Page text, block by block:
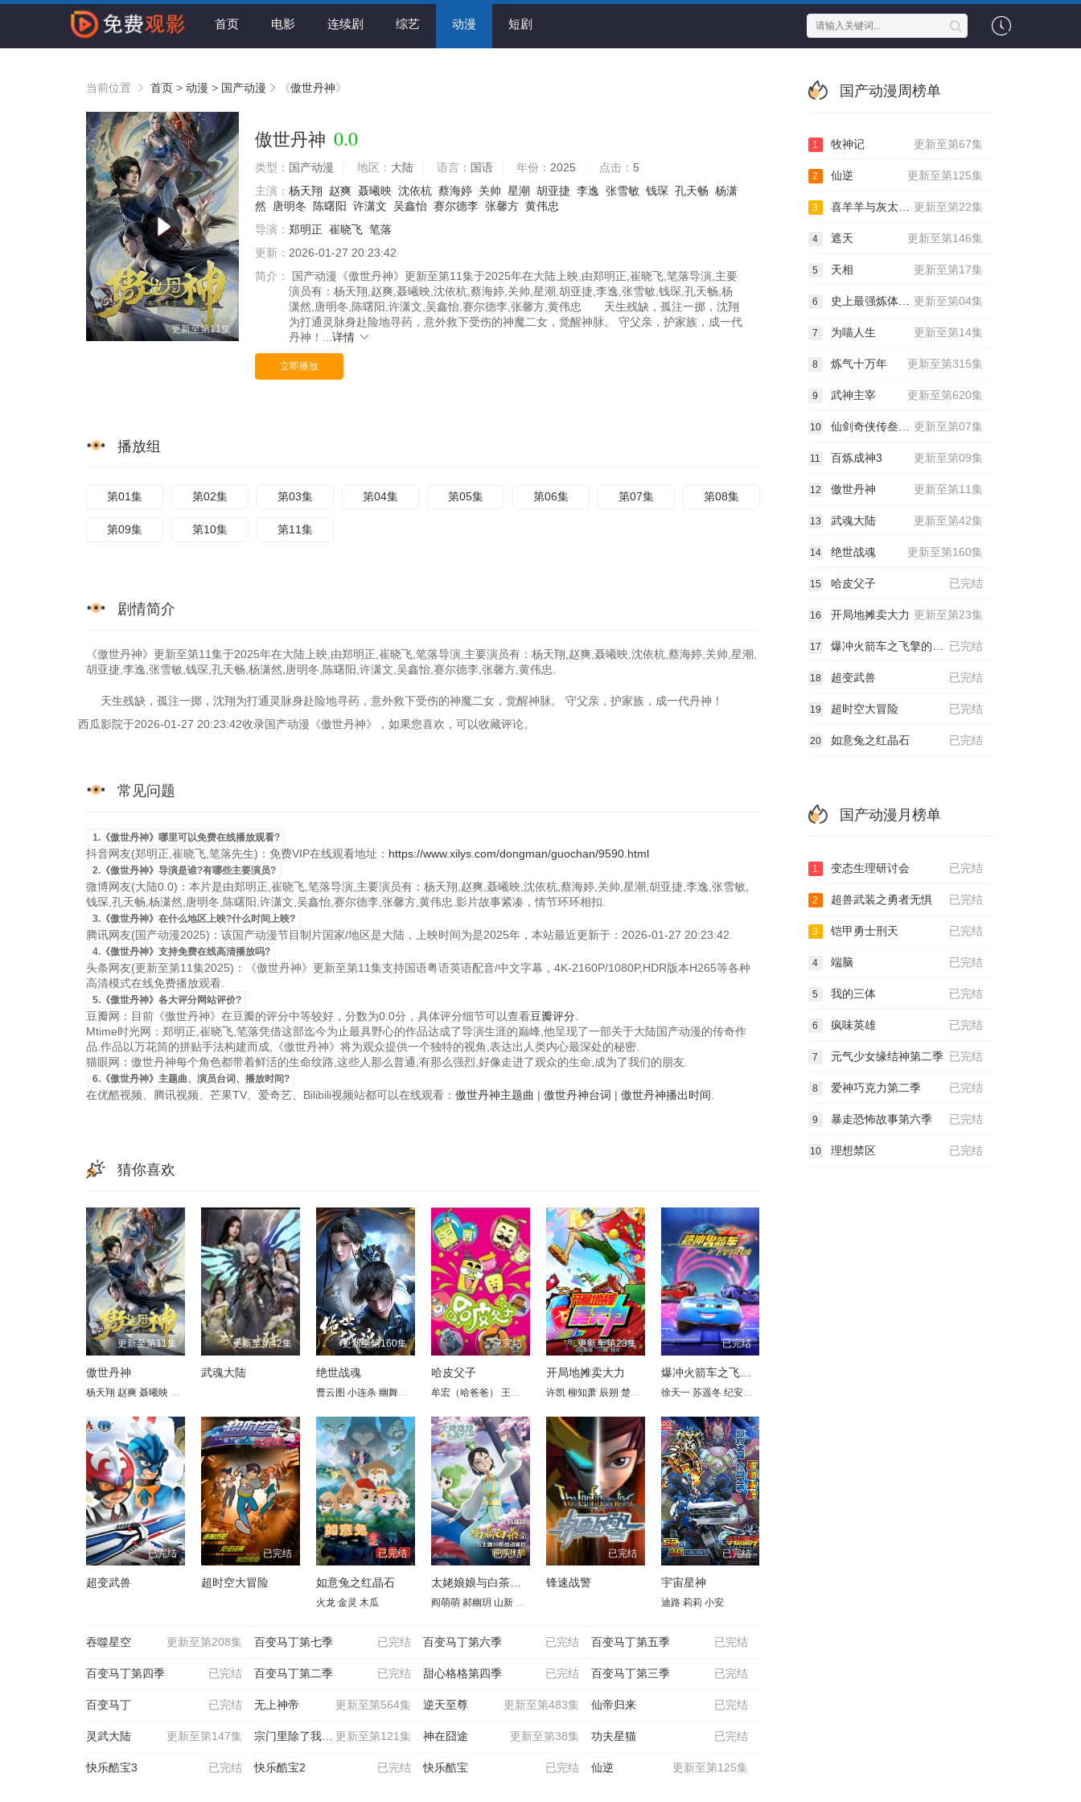
首页 电影 连续剧 综艺 动漫 短剧
当前位置 首页 > 动漫 > 国产动漫 《傲世丹神》
更新至第11集
傲世丹神 0.0
类型： 国产动漫 地区： 大陆 语言： 国语 年份： 2025 点击： 5
主演： 杨天翔 赵爽 聂曦映 沈依杭 蔡海婷 关帅 星潮 胡亚捷 李逸 张雪敏 钱琛 孔天畅 杨潇
然
唐明冬 陈曙阳 许潇文 吴鑫怡 赛尔德李 张馨方 黄伟忠
导演： 郑明正 崔晓飞 笔落
更新： 2026-01-27 20:23:42
简介：
国产动漫《傲世丹神》更新至第11集于2025年在大陆上映,由郑明正,崔晓飞,笔落导演,主要
演员有：杨天翔,赵爽,聂曦映,沈依杭,蔡海婷,关帅,星潮,胡亚捷,李逸,张雪敏,钱琛,孔天畅,杨
潇然,唐明冬,陈曙阳,许潇文,吴鑫怡,赛尔德李,张馨方,黄伟忠 天生残缺，孤注一掷，沈翔
为打通灵脉身赴险地寻药，意外救下受伤的神魔二女，觉醒神脉。 守父亲，护家族，成一代
丹神！... 详情
立即播放
播放组
第01集 第02集 第03集 第04集 第05集 第06集 第07集 第08集
第09集 第10集 第11集
剧情简介
《傲世丹神》更新至第11集于2025年在大陆上映,由郑明正,崔晓飞,笔落导演,主要演员有：杨天翔,赵爽,聂曦映,沈依杭,蔡海婷,关帅,星潮,
胡亚捷,李逸,张雪敏,钱琛,孔天畅,杨潇然,唐明冬,陈曙阳,许潇文,吴鑫怡,赛尔德李,张馨方,黄伟忠.
天生残缺，孤注一掷，沈翔为打通灵脉身赴险地寻药，意外救下受伤的神魔二女，觉醒神脉。 守父亲，护家族，成一代丹神！
西瓜影院于2026-01-27 20:23:42收录国产动漫《傲世丹神》，如果您喜欢，可以收藏评论。
常见问题
1.《傲世丹神》哪里可以免费在线播放观看?
抖音网友(郑明正,崔晓飞,笔落先生)：免费VIP在线观看地址： https://www.xilys.com/dongman/guochan/9590.html
2.《傲世丹神》导演是谁?有哪些主要演员?
微博网友(大陆0.0)：本片是由郑明正,崔晓飞,笔落导演,主要演员有：杨天翔,赵爽,聂曦映,沈依杭,蔡海婷,关帅,星潮,胡亚捷,李逸,张雪敏,
钱琛,孔天畅,杨潇然,唐明冬,陈曙阳,许潇文,吴鑫怡,赛尔德李,张馨方,黄伟忠.影片故事紧凑，情节环环相扣.
3.《傲世丹神》在什么地区上映?什么时间上映?
腾讯网友(国产动漫2025)：该国产动漫节目制片国家/地区是大陆，上映时间为是2025年，本站最近更新于：2026-01-27 20:23:42.
4.《傲世丹神》支持免费在线高清播放吗?
头条网友(更新至第11集2025)：《傲世丹神》更新至第11集支持国语粤语英语配音/中文字幕，4K-2160P/1080P,HDR版本H265等各种
高清模式在线免费播放观看.
5.《傲世丹神》各大评分网站评价?
豆瓣网：目前《傲世丹神》在豆瓣的评分中等较好，分数为0.0分，具体评分细节可以查看豆瓣评分
Mtime时光网：郑明正,崔晓飞,笔落凭借这部迄今为止最具野心的作品达成了导演生涯的巅峰,他呈现了一部关于大陆国产动漫的传奇作
品.作品以万花筒的拼贴手法构建而成,《傲世丹神》将为观众提供一个独特的视角,表达出人类内心最深处的秘密.
猫眼网：傲世丹神每个角色都带着鲜活的生命纹路,这些人那么普通,有那么强烈,好像走进了观众的生命,成为了我们的朋友.
6.《傲世丹神》主题曲、演员台词、播放时间?
在优酷视频、腾讯视频、芒果TV、爱奇艺、Bilibili视频站都可以在线观看： 傲世丹神主题曲 | 傲世丹神台词 | 傲世丹神播出时间
猜你喜欢
更新至第11集
傲世丹神
杨天翔 赵爽 聂曦映 沈依杭 李逸 张雪敏 钱琛 孔天畅 杨潇然 唐明冬 陈曙阳 许潇文 吴鑫怡 赛尔德李 张馨方 黄伟忠
更新至第42集
武魂大陆
更新至第160集
绝世战魂
曹云图 小连杀 幽舞越山 玥辰 李轻扬 枣儿 夏浚凯 乔耀辉 刘中正 任景行 张恩泽 林帽帽 柳真颜 萧秋子
已完结
哈皮父子
牟宏（哈爸爸） 王婧欣（皮儿子）
更新至第23集
开局地摊卖大力
许凯 柳知萧 辰朔 楚衔 陈诗语 由越 杨瑞欣 路扬 苏雨山
已完结
爆冲火箭车之飞擎的召唤
徐天一 苏遥冬 纪安琪
已完结
超变武兽
已完结
超时空大冒险
已完结
如意兔之红晶石
火龙 金灵 木瓜
已完结
太姥娘娘与白茶仙子
阎萌萌 郝幽玥 山新 郑小璞 陆建艺 皇贞季
已完结
锋速战警
已完结
宇宙星神
迪路 莉莉 小安
更新至第208集
吞噬星空 已完结
百变马丁第七季 已完结
百变马丁第六季 已完结
百变马丁第五季
已完结
百变马丁第四季 已完结
百变马丁第二季 已完结
甜心格格第四季 已完结
百变马丁第三季
已完结
百变马丁 更新至第564集
无上神帝 更新至第483集
逆天至尊 已完结
仙帝归来
更新至第147集
灵武大陆 更新至第121集
宗门里除了我都是卧底 更新至第38集
神在囧途 已完结
功夫星猫
已完结
快乐酷宝3 已完结
快乐酷宝2 已完结
快乐酷宝 更新至第125集
仙逆
国产动漫周榜单
更新至第67集
1 牧神记
更新至第125集
2 仙逆
更新至第22集
3 喜羊羊与灰太狼之古古怪界有古怪
更新至第146集
4 遮天
更新至第17集
5 天相
更新至第04集
6 史上最强炼体老祖
更新至第14集
7 为喵人生
更新至第315集
8 炼气十万年
更新至第620集
9 武神主宰
更新至第07集
10 仙剑奇侠传叁动漫
更新至第09集
11 百炼成神3
更新至第11集
12 傲世丹神
更新至第42集
13 武魂大陆
更新至第160集
14 绝世战魂
已完结
15 哈皮父子
更新至第23集
16 开局地摊卖大力
已完结
17 爆冲火箭车之飞擎的召唤
已完结
18 超变武兽
已完结
19 超时空大冒险
已完结
20 如意兔之红晶石
国产动漫月榜单
已完结
1 变态生理研讨会
已完结
2 超兽武装之勇者无惧
已完结
3 铠甲勇士刑天
已完结
4 端脑
已完结
5 我的三体
已完结
6 疯味英雄
已完结
7 元气少女缘结神第二季
已完结
8 爱神巧克力第二季
已完结
9 暴走恐怖故事第六季
已完结
10 理想禁区